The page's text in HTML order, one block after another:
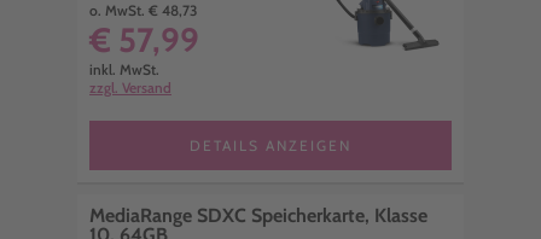
o. MwSt. € 48,73
€ 57,99
inkl. MwSt.
zzgl. Versand
DETAILS ANZEIGEN
MediaRange SDXC Speicherkarte, Klasse